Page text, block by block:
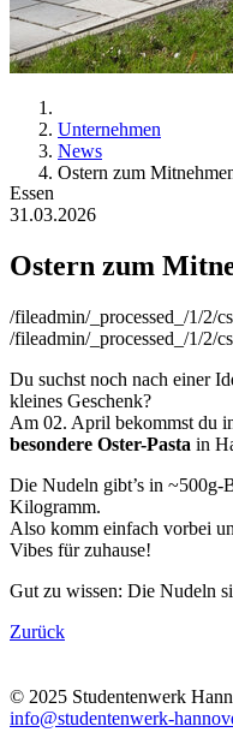
Unternehmen
News
Ostern zum
Essen
31.03.2026
Ostern zum
/fileadmin/_processed_/1/2/
/fileadmin/_processed_/1/2/
Du suchst noch nach einer
kleines Geschenk?
Am 02. April bekommst du
besondere Oster-Pasta in
Die Nudeln gibt’s in ~500g-
Kilogramm.
Also komm einfach vorbei
Vibes für zuhause!
Gut zu wissen: Die Nudeln
Zurück
© 2025 Studentenwerk
info@studentenwerk-